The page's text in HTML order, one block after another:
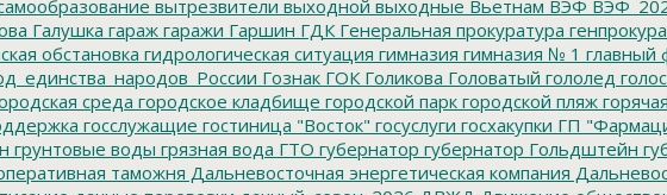
вытрезвители выходной выходные Вьетнам ВЭФ
Галушка гараж гаражи Гаршин ГДК Генеральная прокуратура
обстановка гидрологическая ситуация гимназия гимназия № 1 главный
Гознак ГОК Голикова Головатый гололед
среда городское кладбище городской парк городской пляж
госслужащие гостиница "Восток" госуслуги госхакупки ГП
грунтовые воды грязная вода ГТО губернатор губернатор Гольдштейн
таможня Дальневосточная энергетическая компания